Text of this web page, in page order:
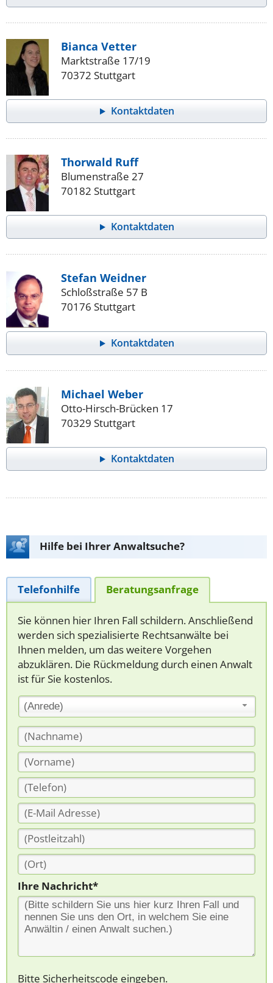
Bianca Vetter
Marktstraße 17/19
70372 Stuttgart
Kontaktdaten
Thorwald Ruff
Blumenstraße 27
70182 Stuttgart
Kontaktdaten
Stefan Weidner
Schloßstraße 57 B
70176 Stuttgart
Kontaktdaten
Michael Weber
Otto-Hirsch-Brücken 17
70329 Stuttgart
Kontaktdaten
Hilfe bei Ihrer Anwaltsuche?
Telefonhilfe Beratungsanfrage
Sie können hier Ihren Fall schildern. Anschließend
werden sich spezialisierte Rechtsanwälte bei
Ihnen melden, um das weitere Vorgehen
abzuklären. Die Rückmeldung durch einen Anwalt
ist für Sie kostenlos.
(Anrede)
Ihre Nachricht*
Bitte Sicherheitscode eingeben.